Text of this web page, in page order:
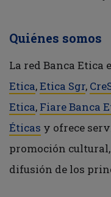
Quiénes somos
La red Banca Etica
Etica,Etica Sgr,
Etica, Fiare Banca
Éticas y ofrece
promoción
difusión de los